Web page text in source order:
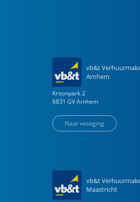
vb&t
Arnhem
Kroonpark 2
6831 GV Arnhem
Naar vestiging
vb&t
Maastricht